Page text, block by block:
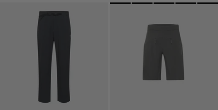
VORES ANBEFALING
PRIS LAV TIL HØJ
PRIS HØJ TIL LAV
HVAD ER NYT